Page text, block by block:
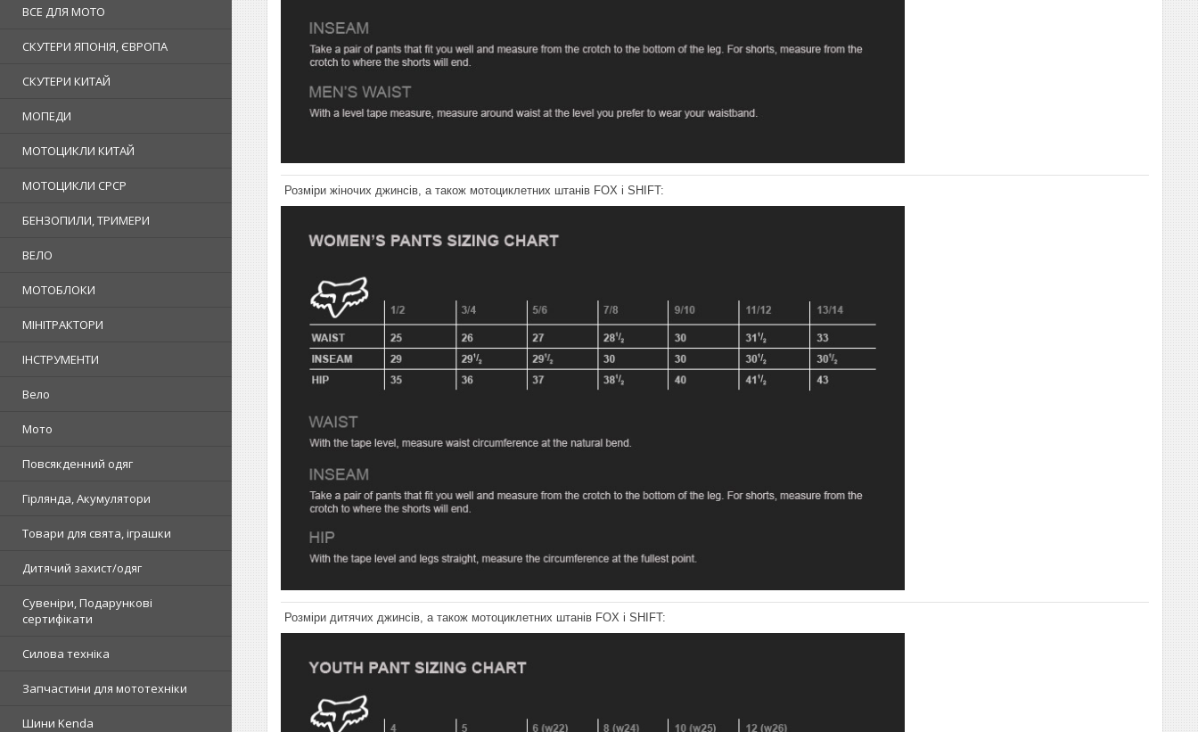
ВСЕ ДЛЯ МОТО
СКУТЕРИ ЯПОНІЯ, ЄВРОПА
СКУТЕРИ КИТАЙ
МОПЕДИ
МОТОЦИКЛИ КИТАЙ
МОТОЦИКЛИ СРСР
БЕНЗОПИЛИ, ТРИМЕРИ
ВЕЛО
МОТОБЛОКИ
МІНІТРАКТОРИ
ІНСТРУМЕНТИ
Вело
Мото
Повсякденний одяг
Гірлянда, Акумулятори
Товари для свята, іграшки
Дитячий захист/одяг
Сувеніри, Подарункові
сертифікати
Силова техніка
Запчастини для мототехніки
Шини Kenda
Розміри жіночих джинсів, а також мотоциклетних штанів FOX і SHIFT:
Розміри дитячих джинсів, а також мотоциклетних штанів FOX і SHIFT: